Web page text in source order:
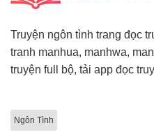
Truyện ngôn tình trang đọc
tranh manhua, manhwa,
truyện full bộ, tải app đọc
Ngôn Tình